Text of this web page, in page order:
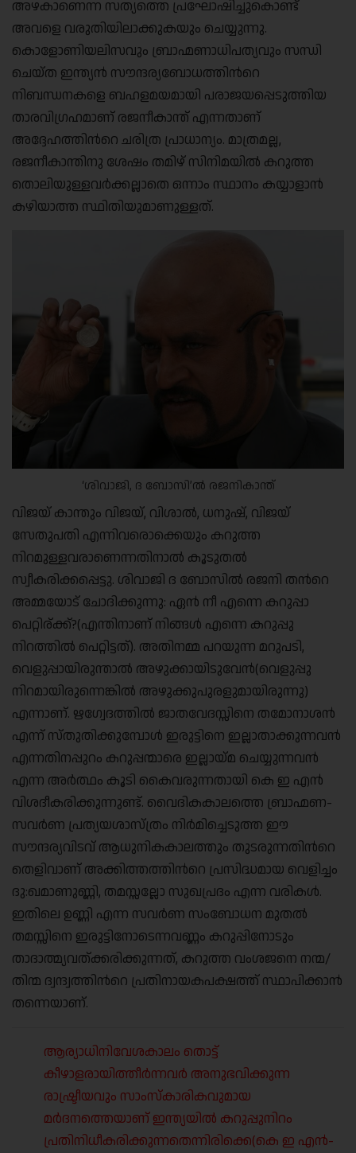
അഴകാണെന്ന സത്യത്തെ പ്രഘോഷിച്ചുകൊണ്ട്
അവളെ വരുതിയിലാക്കുകയും ചെയ്യുന്നു.
കൊളോണിയലിസവും ബ്രാഹ്മണാധിപത്യവും സന്ധി
ചെയ്ത ഇന്ത്യന്‍ സൗന്ദര്യബോധത്തിന്‍റെ
നിബന്ധനകളെ ബഹളമയമായി പരാജയപ്പെടുത്തിയ
താരവിഗ്രഹമാണ് രജനീകാന്ത് എന്നതാണ്
അദ്ദേഹത്തിന്‍റെ ചരിത്ര പ്രാധാന്യം. മാത്രമല്ല,
രജനീകാന്തിനു ശേഷം തമിഴ് സിനിമയില്‍ കറുത്ത
തൊലിയുള്ളവര്‍ക്കല്ലാതെ ഒന്നാം സ്ഥാനം കയ്യാളാന്‍
കഴിയാത്ത സ്ഥിതിയുമാണുള്ളത്.
‘ശിവാജി, ദ ബോസി’ൽ രജനികാന്ത്
വിജയ് കാന്തും വിജയ്, വിശാല്‍, ധനുഷ്, വിജയ്
സേതുപതി എന്നിവരൊക്കെയും കറുത്ത
നിറമുള്ളവരാണെന്നതിനാല്‍ കൂടുതല്‍
സ്വീകരിക്കപ്പെട്ടു. ശിവാജി ദ ബോസില്‍ രജനി തന്‍റെ
അമ്മയോട് ചോദിക്കുന്നു: ഏന്‍ നീ എന്നെ കറുപ്പാ
പെറ്റിര്ക്ക്?(എന്തിനാണ് നിങ്ങള്‍ എന്നെ കറുപ്പു
നിറത്തില്‍ പെറ്റിട്ടത്). അതിനമ്മ പറയുന്ന മറുപടി,
വെളുപ്പായിരുന്താല്‍ അഴുക്കായിടുവേന്‍(വെളുപ്പു
നിറമായിരുന്നെങ്കില്‍ അഴുക്കുപുരളുമായിരുന്നു)
എന്നാണ്. ഋഗ്വേദത്തില്‍ ജാതവേദസ്സിനെ തമോനാശന്‍
എന്ന് സ്തുതിക്കുമ്പോള്‍ ഇരുട്ടിനെ ഇല്ലാതാക്കുന്നവന്‍
എന്നതിനപ്പുറം കറുപ്പന്മാരെ ഇല്ലായ്മ ചെയ്യുന്നവന്‍
എന്ന അര്‍ത്ഥം കൂടി കൈവരുന്നതായി കെ ഇ എന്‍
വിശദീകരിക്കുന്നുണ്ട്. വൈദികകാലത്തെ ബ്രാഹ്മണ-
സവര്‍ണ പ്രത്യയശാസ്ത്രം നിര്‍മിച്ചെടുത്ത ഈ
സൗന്ദര്യവിടവ് ആധുനികകാലത്തും തുടരുന്നതിന്‍റെ
തെളിവാണ് അക്കിത്തത്തിന്‍റെ പ്രസിദ്ധമായ വെളിച്ചം
ദു:ഖമാണുണ്ണി, തമസ്സല്ലോ സുഖപ്രദം എന്ന വരികള്‍.
ഇതിലെ ഉണ്ണി എന്ന സവര്‍ണ സംബോധന മുതല്‍
തമസ്സിനെ ഇരുട്ടിനോടെന്നവണ്ണം കറുപ്പിനോടും
താദാത്മ്യവത്ക്കരിക്കുന്നത്, കറുത്ത വംശജനെ നന്മ/
തിന്മ ദ്വന്ദ്വത്തിന്‍റെ പ്രതിനായകപക്ഷത്ത് സ്ഥാപിക്കാന്‍
തന്നെയാണ്.
ആര്യാധിനിവേശകാലം തൊട്ട്
കീഴാളരായിത്തീര്‍ന്നവര്‍ അനുഭവിക്കുന്ന
രാഷ്ട്രീയവും സാംസ്കാരികവുമായ
മര്‍ദനത്തെയാണ് ഇന്ത്യയില്‍ കറുപ്പുനിറം
പ്രതിനിധീകരിക്കുന്നതെന്നിരിക്കെ(കെ ഇ എന്‍-